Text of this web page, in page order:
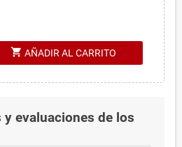
shopping_cart AÑADIR AL CARRITO
evaluaciones de los